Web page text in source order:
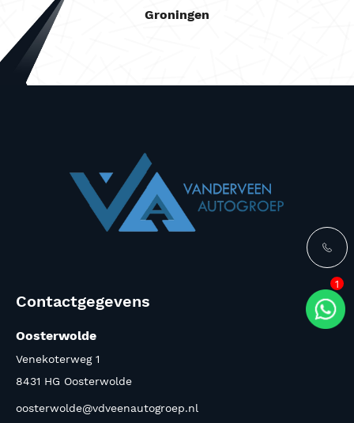
1
-
Groningen
Contactgegevens
Oosterwolde
Venekoterweg 1
8431 HG Oosterwolde
oosterwolde@vdveenautogroep.nl